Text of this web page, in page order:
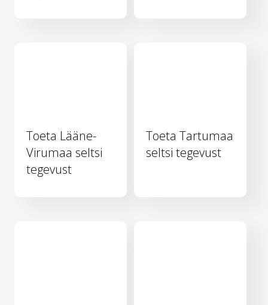
Toeta Lääne-
Virumaa seltsi
tegevust
Toeta Tartumaa
seltsi tegevust